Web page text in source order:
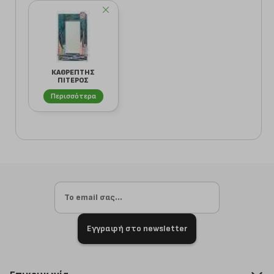
ΚΑΘΡΕΠΤΗΣ
ΠΙΤΕΡΟΣ
ΔΗΜΗΤΡΗΣ
ΞΥΛΟΣΥΝΘΕΣΗ
ΜΠΛΕ...
Περισσότερα
Εγγραφή στο newsletter